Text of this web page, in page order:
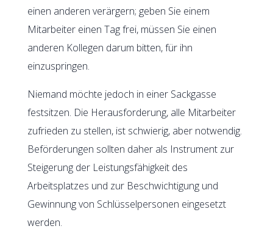
einen anderen verärgern; geben Sie einem
Mitarbeiter einen Tag frei, müssen Sie einen
anderen Kollegen darum bitten, für ihn
einzuspringen.
Niemand möchte jedoch in einer Sackgasse
festsitzen. Die Herausforderung, alle Mitarbeiter
zufrieden zu stellen, ist schwierig, aber notwendig.
Beförderungen sollten daher als Instrument zur
Steigerung der Leistungsfähigkeit des
Arbeitsplatzes und zur Beschwichtigung und
Gewinnung von Schlüsselpersonen eingesetzt
werden.